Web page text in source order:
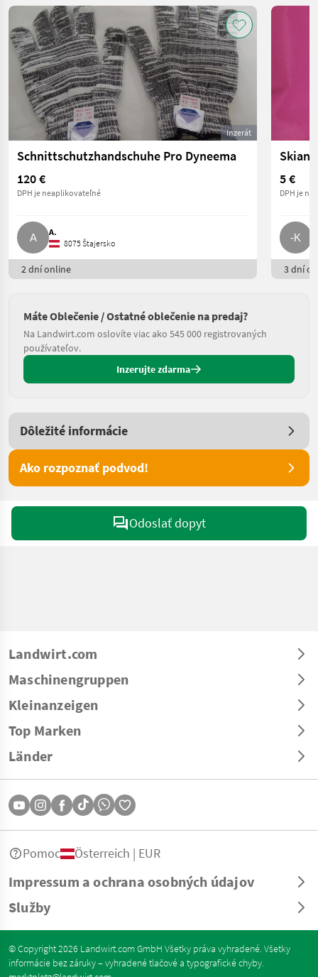
Inzerát
Schnittschutzhandschuhe Pro Dyneema
120 €
DPH je neaplikovateľné
A.
8075 Štajersko
2 dní online
5 €
DPH je
3 dní
Máte Oblečenie / Ostatné oblečenie na predaj?
Na Landwirt.com oslovíte viac ako 545 000 registrovaných
používateľov.
Inzerujte zdarma
Dôležité informácie
Ako rozpoznať podvod!
Odoslať dopyt
Landwirt.com
Maschinengruppen
Kleinanzeigen
Top Marken
Länder
Impressum a ochrana osobných údajov
Služby
Pomoc Österreich | EUR
© Copyright 2026 Landwirt.com GmbH Všetky práva vyhradené. Všetky
informácie bez záruky – vyhradené tlačové a typografické chyby.